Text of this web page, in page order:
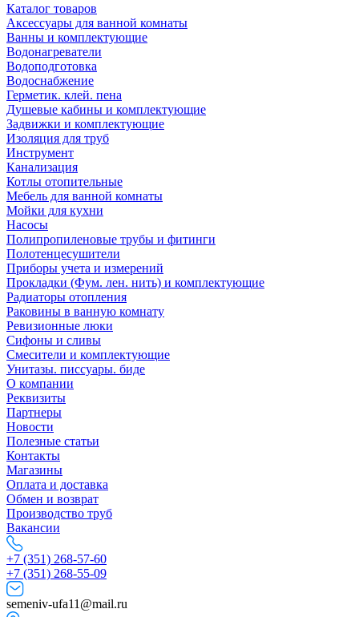
Каталог товаров
Аксессуары для ванной комнаты
Ванны и комплектующие
Водонагреватели
Водоподготовка
Водоснабжение
Герметик. клей. пена
Душевые кабины и комплектующие
Задвижки и комплектующие
Изоляция для труб
Инструмент
Канализация
Котлы отопительные
Мебель для ванной комнаты
Мойки для кухни
Насосы
Полипропиленовые трубы и фитинги
Полотенцесушители
Приборы учета и измерений
Прокладки (Фум. лен. нить) и комплектующие
Радиаторы отопления
Раковины в ванную комнату
Ревизионные люки
Сифоны и сливы
Смесители и комплектующие
Унитазы. писсуары. биде
О компании
Реквизиты
Партнеры
Новости
Полезные статьи
Контакты
Магазины
Оплата и доставка
Обмен и возврат
Производство труб
Вакансии
+7 (351) 268-57-60
+7 (351) 268-55-09
semeniv-ufa11@mail.ru